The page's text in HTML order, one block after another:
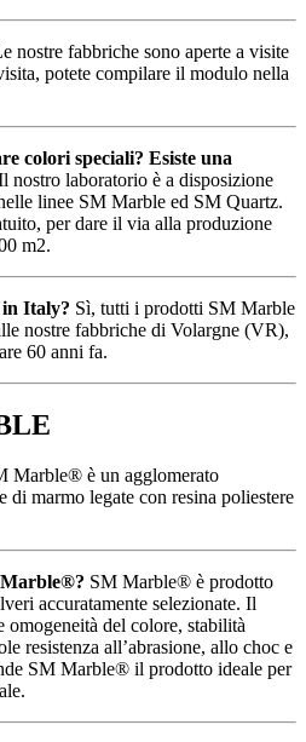
nostre fabbriche sono aperte a visite
potete compilare il modulo nella
colori speciali? Esiste una
nostro laboratorio è a disposizione
linee SM Marble ed SM Quartz.
per dare il via alla produzione
m2.
Italy? Sì, tutti i prodotti SM Marble
nostre fabbriche di Volargne (VR),
60 anni fa.
Marble® è un agglomerato
di marmo legate con resina poliestere
Marble®? SM Marble® è prodotto
accuratamente selezionate. Il
omogeneità del colore, stabilità
resistenza all’abrasione, allo choc e
SM Marble® il prodotto ideale per